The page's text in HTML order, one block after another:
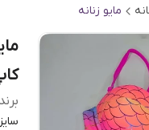
مایو زنانه